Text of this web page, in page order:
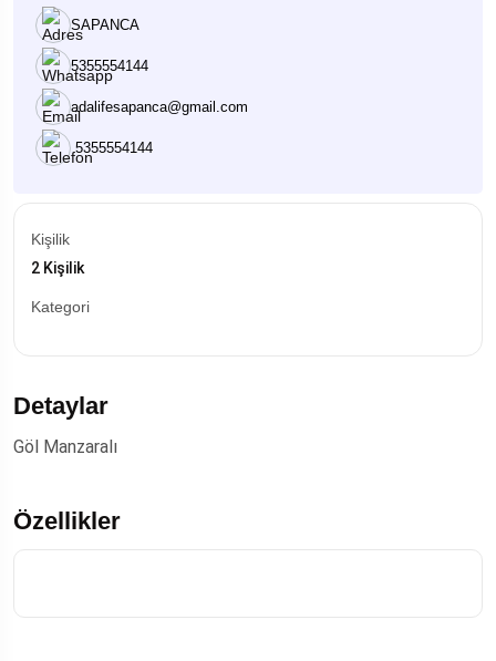
SAPANCA
5355554144
adalifesapanca@gmail.com
5355554144
Kişilik
2 Kişilik
Kategori
Detaylar
Göl Manzaralı
Özellikler